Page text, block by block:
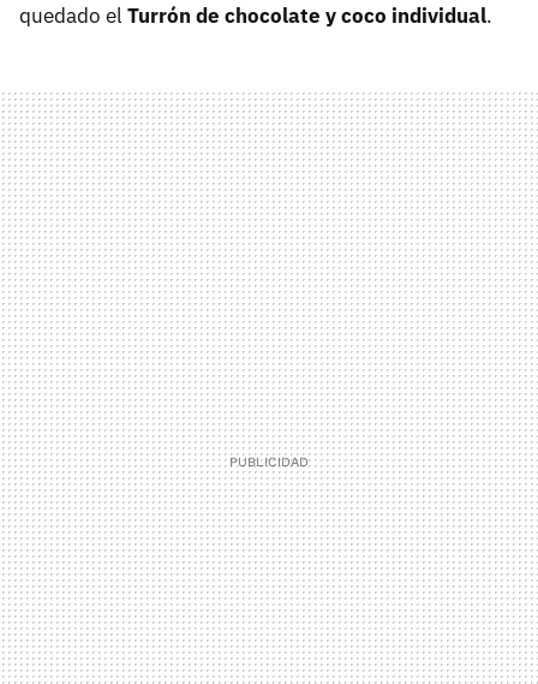
quedado el Turrón de chocolate y coco individual.